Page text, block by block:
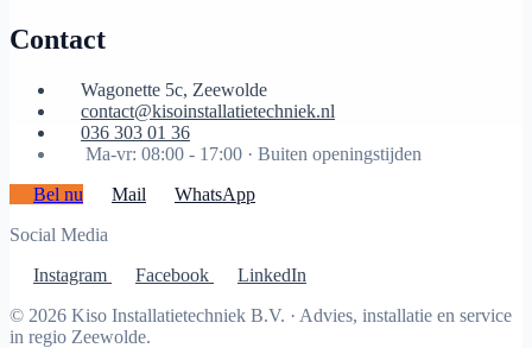
Contact
Wagonette 5c, Zeewolde
contact@kisoinstallatietechniek.nl
036 303 01 36
Ma-vr: 08:00 - 17:00 · Buiten openingstijden
Bel nu
Mail
WhatsApp
Social Media
Instagram
Facebook
LinkedIn
© 2026 Kiso Installatietechniek B.V. · Advies, installatie en service
in regio Zeewolde.